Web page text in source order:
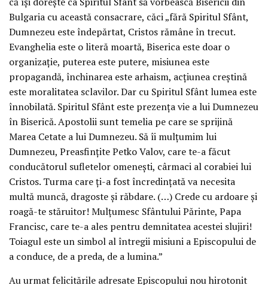
Bulgaria cu această consacrare, căci „fără Spiritul Sfânt,
Dumnezeu este îndepărtat, Cristos rămâne în trecut.
Evanghelia este o literă moartă, Biserica este doar o
organizație, puterea este putere, misiunea este
propagandă, închinarea este arhaism, acțiunea creștină
este moralitatea sclavilor. Dar cu Spiritul Sfânt lumea este
înnobilată. Spiritul Sfânt este prezența vie a lui Dumnezeu
în Biserică. Apostolii sunt temelia pe care se sprijină
Marea Cetate a lui Dumnezeu. Să îi mulțumim lui
Dumnezeu, Preasfințite Petko Valov, care te-a făcut
conducătorul sufletelor omenești, cârmaci al corabiei lui
Cristos. Turma care ți-a fost încredințată va necesita
multă muncă, dragoste și răbdare. (…) Crede cu ardoare și
roagă-te stăruitor! Mulțumesc Sfântului Părinte, Papa
Francisc, care te-a ales pentru demnitatea acestei slujiri!
Toiagul este un simbol al întregii misiuni a Episcopului de
a conduce, de a preda, de a lumina.”
Au urmat felicitările adresate Episcopului nou hirotonit